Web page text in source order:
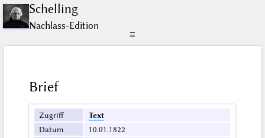
Schelling
Nachlass-Edition
☰
Brief
Zugriff
Text
Datum
10.01.1822